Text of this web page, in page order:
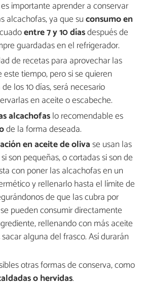
importante aprender a conservar
alcachofas, ya que suconsumo en
entre 7 y 10 díasdespués de
guardadas en el refrigerador.
de recetas para aprovechar las
tiempo, pero si se quieren
los 10 días, será necesario
en aceite o escabeche.
alcachofaslo recomendable es
de la forma deseada.
en aceite de olivase usan las
son pequeñas, o cortadas si son de
con poner las alcachofas en un
y rellenarlo hasta el límite de
de que las cubra por
pueden consumir directamente
rellenando con más aceite
alguna del frasco. Así durarán
otras formas de conserva, como
o hervidas.